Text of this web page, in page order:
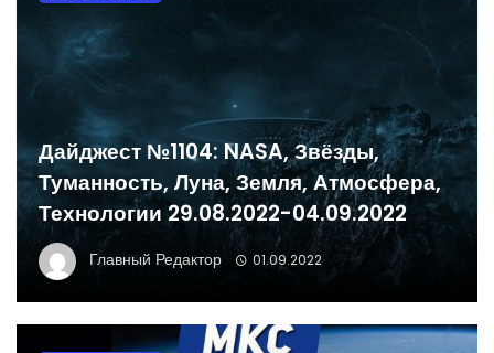
Дайджест №1104: NASA, Звёзды,
Туманность, Луна, Земля, Атмосфера,
Технологии 29.08.2022-04.09.2022
Главный Редактор 01.09.2022